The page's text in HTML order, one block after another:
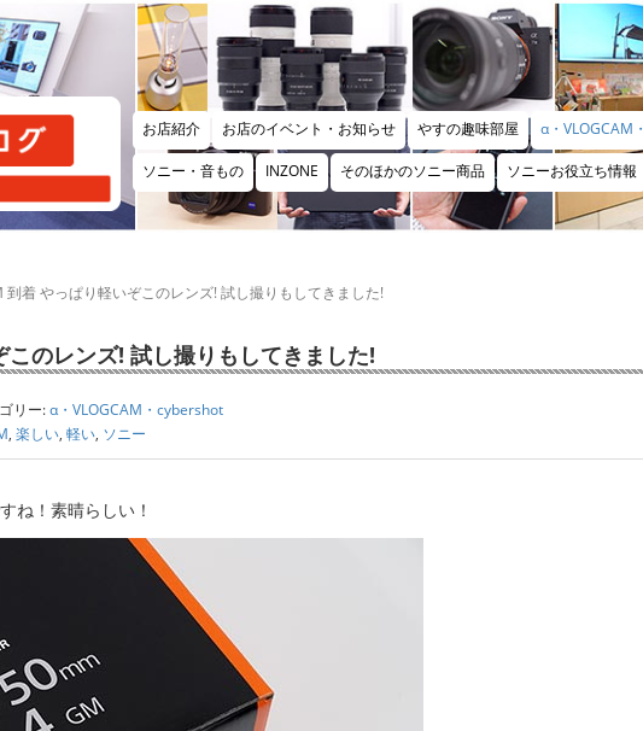
お店紹介 お店のイベント・お知らせ やすの趣味部屋 α・VLOGCAM
ソニー・音もの INZONE そのほかのソニー商品 ソニーお役立ち情報
到着 やっぱり軽いぞこのレンズ! 試し撮りもしてきました!
のレンズ! 試し撮りもしてきました!
リー:α・VLOGCAM・cybershot
, 楽しい, 軽い, ソニー
ね！素晴らしい！